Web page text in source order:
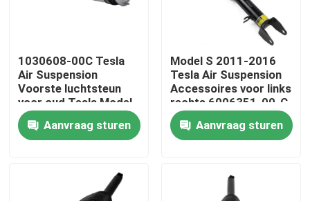
Producten
Video's
1030608-00C Tesla
Air Suspension
Voorste luchtsteun
voor oud Tesla Model
S 2012-2015
Aanvraag sturen
Model S 2011-2016
Tesla Air Suspension
Accessoires voor links
rechts 6006351-00-C
Aanvraag sturen